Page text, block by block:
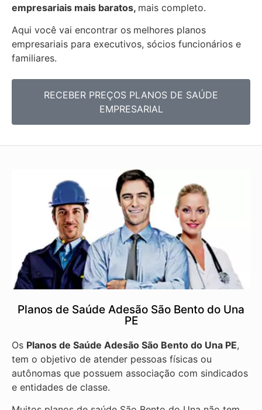
empresariais mais baratos, mais completo.
Aqui você vai encontrar os melhores planos
empresariais para executivos, sócios funcionários e
familiares.
RECEBER PREÇOS PLANOS DE SAÚDE
EMPRESARIAL
Planos de Saúde Adesão São Bento do Una
PE
Os Planos de Saúde Adesão São Bento do Una PE,
tem o objetivo de atender pessoas físicas ou
autônomas que possuem associação com sindicados
e entidades de classe.